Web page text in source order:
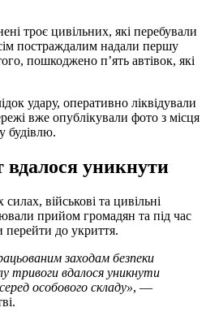
троє цивільних, які перебували
постраждалим надали першу
пошкоджено п’ять автівок, які
удару, оперативно ліквідували
вже опублікували фото з місця
будівлю.
вдалося уникнути
військові та цивільні
прийом громадян та під час
перейти до укриття.
заходам безпеки
тривоги вдалося уникнути
особового складу», —